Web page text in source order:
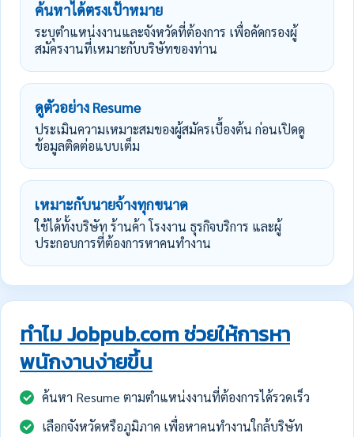
ค้นหาได้ตรงเป้าหมาย
ระบุตำแหน่งงานและจังหวัดที่ต้องการ เพื่อคัดกรองผู้
สมัครงานที่เหมาะกับบริษัทของท่าน
ดูตัวอย่าง Resume
ประเมินความเหมาะสมของผู้สมัครเบื้องต้น ก่อนเปิดดู
ข้อมูลติดต่อแบบเต็ม
เหมาะกับนายจ้างทุกขนาด
ใช้ได้ทั้งบริษัท ร้านค้า โรงงาน ธุรกิจบริการ และผู้
ประกอบการที่ต้องการหาคนทำงาน
ทำไม Jobpub.com ช่วยให้การหา
พนักงานง่ายขึ้น
ค้นหา Resume ตามตำแหน่งงานที่ต้องการได้รวดเร็ว
เลือกจังหวัดหรือภูมิภาค เพื่อหาคนทำงานใกล้บริษัท